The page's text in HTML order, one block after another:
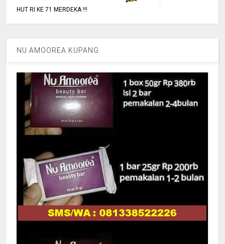
HUT RI KE 71 MERDEKA !!!
NU AMOOREA KUPANG